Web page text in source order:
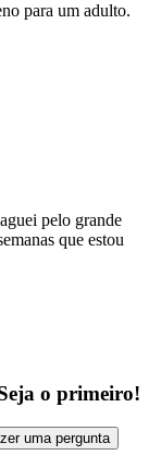
para um adulto.
pelo grande
que estou
o primeiro!
uma pergunta